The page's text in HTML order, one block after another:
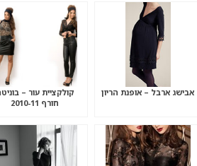
אבישג ארבל – אופנת הריון
קולקציית עור –
חורף 2010-11